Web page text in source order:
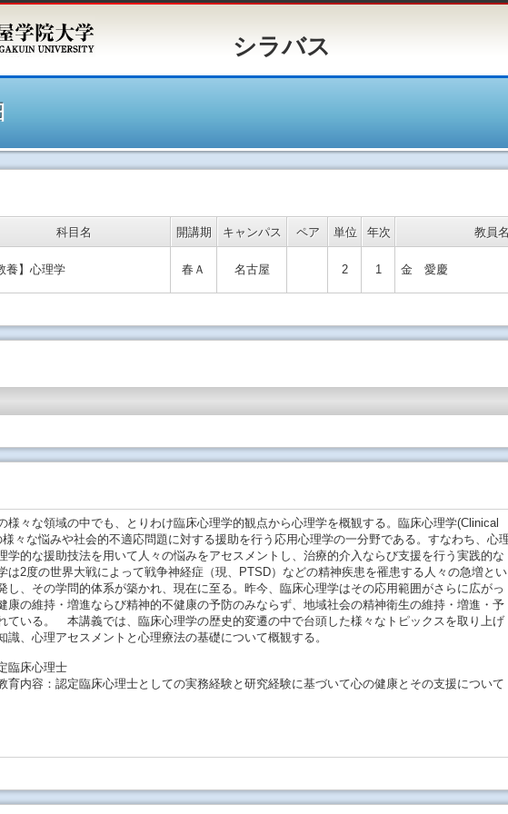
バス
科目名 開講期 キャンパス ペア 単位 年次 教員
養】心理学 春Ａ 名古屋 2 1 金 愛慶
々な領域の中でも、とりわけ臨床心理学的観点から心理学を概観する。臨床心理学(Clinical
々な悩みや社会的不適応問題に対する援助を行う応用心理学の一分野である。すなわち、心
学的な援助技法を用いて人々の悩みをアセスメントし、治療的介入ならび支援を行う実践的な
は2度の世界大戦によって戦争神経症（現、PTSD）などの精神疾患を罹患する人々の急増とい
し、その学問的体系が築かれ、現在に至る。昨今、臨床心理学はその応用範囲がさらに広がっ
康の維持・増進ならび精神的不健康の予防のみならず、地域社会の精神衛生の維持・増進・予
ている。 本講義では、臨床心理学の歴史的変遷の中で台頭した様々なトピックスを取り上げ
識、心理アセスメントと心理療法の基礎について概観する。
臨床心理士
育内容：認定臨床心理士としての実務経験と研究経験に基づいて心の健康とその支援について